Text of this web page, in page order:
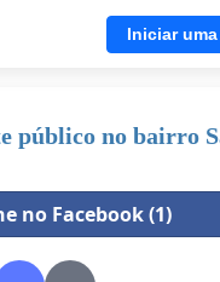
Iniciar
público no bairro
no Facebook (1)